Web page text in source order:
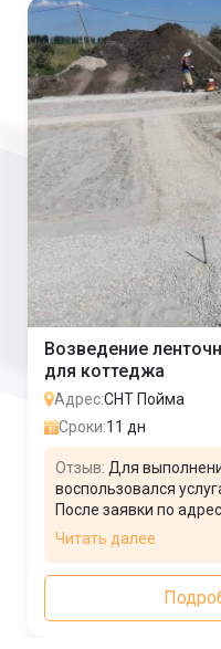
Возведение
для коттеджа
Адрес:СНТ Пойма
Сроки:11 дн
Отзыв: Для
воспользовался
После заявки по
замерщик, мы
работы, выбрали
фундамента. Для
мелкозаглубленное
Читать далее